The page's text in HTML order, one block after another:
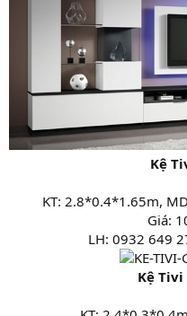
Kệ
KT: 2.8*0.4*1.65m,
Giá:
LH: 0932 649
Kệ Tivi